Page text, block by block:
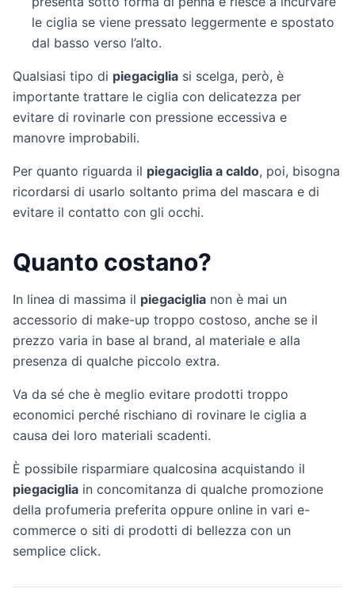
le ciglia se viene pressato leggermente e spostato
dal basso verso l’alto.
Qualsiasi tipo di piegaciglia si scelga, però, è
importante trattare le ciglia con delicatezza per
evitare di rovinarle con pressione eccessiva e
manovre improbabili.
Per quanto riguarda il piegaciglia a caldo, poi, bisogna
ricordarsi di usarlo soltanto prima del mascara e di
evitare il contatto con gli occhi.
Quanto costano?
In linea di massima il piegaciglia non è mai un
accessorio di make-up troppo costoso, anche se il
prezzo varia in base al brand, al materiale e alla
presenza di qualche piccolo extra.
Va da sé che è meglio evitare prodotti troppo
economici perché rischiano di rovinare le ciglia a
causa dei loro materiali scadenti.
È possibile risparmiare qualcosina acquistando il
piegaciglia in concomitanza di qualche promozione
della profumeria preferita oppure online in vari e-
commerce o siti di prodotti di bellezza con un
semplice click.